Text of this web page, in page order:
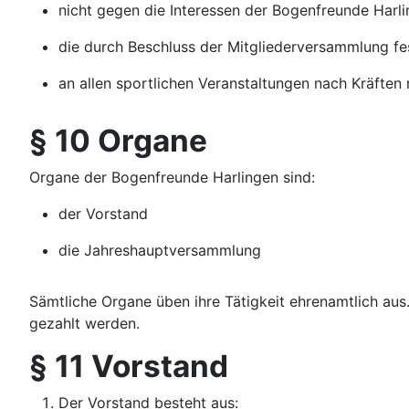
nicht gegen die Interessen der Bogenfreunde
die durch Beschluss der Mitgliederversammlung
an allen sportlichen Veranstaltungen nach Kräften
§ 10 Organe
Organe der Bogenfreunde Harlingen sind:
der Vorstand
die Jahreshauptversammlung
Sämtliche Organe üben ihre Tätigkeit ehrenamtlich
gezahlt werden.
§ 11 Vorstand
Der Vorstand besteht aus: